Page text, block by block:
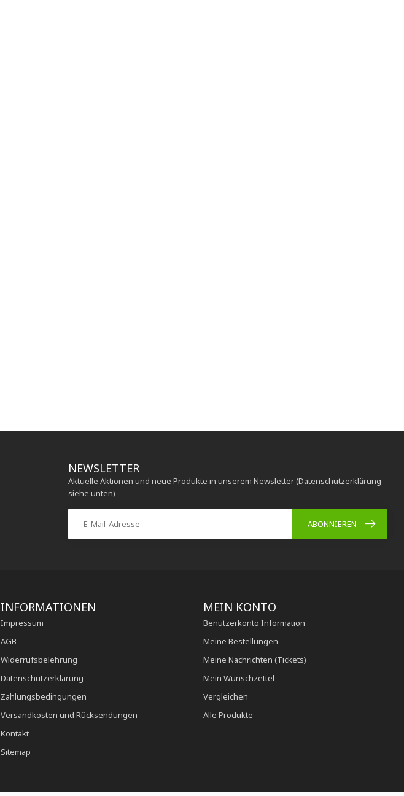
NEWSLETTER
Aktuelle Aktionen und neue Produkte in unserem Newsletter (Datenschutzerklärung
siehe unten)
ABONNIEREN
INFORMATIONEN
Impressum
AGB
Widerrufsbelehrung
Datenschutzerklärung
Zahlungsbedingungen
Versandkosten und Rücksendungen
Kontakt
Sitemap
MEIN KONTO
Benutzerkonto Information
Meine Bestellungen
Meine Nachrichten (Tickets)
Mein Wunschzettel
Vergleichen
Alle Produkte